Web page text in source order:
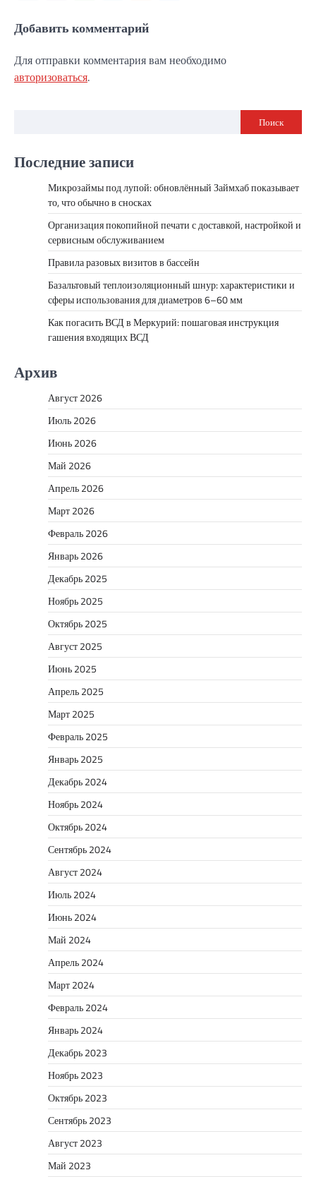
Добавить комментарий
Для отправки комментария вам необходимо
авторизоваться.
Поиск
Последние записи
Микрозаймы под лупой: обновлённый Займхаб показывает
то, что обычно в сносках
Организация покопийной печати с доставкой, настройкой и
сервисным обслуживанием
Правила разовых визитов в бассейн
Базальтовый теплоизоляционный шнур: характеристики и
сферы использования для диаметров 6–60 мм
Как погасить ВСД в Меркурий: пошаговая инструкция
гашения входящих ВСД
Архив
Август 2026
Июль 2026
Июнь 2026
Май 2026
Апрель 2026
Март 2026
Февраль 2026
Январь 2026
Декабрь 2025
Ноябрь 2025
Октябрь 2025
Август 2025
Июнь 2025
Апрель 2025
Март 2025
Февраль 2025
Январь 2025
Декабрь 2024
Ноябрь 2024
Октябрь 2024
Сентябрь 2024
Август 2024
Июль 2024
Июнь 2024
Май 2024
Апрель 2024
Март 2024
Февраль 2024
Январь 2024
Декабрь 2023
Ноябрь 2023
Октябрь 2023
Сентябрь 2023
Август 2023
Май 2023